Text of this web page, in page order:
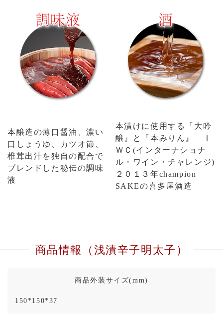
本醸造の薄口醤油、濃い
口しょうゆ、カツオ節、
椎茸出汁を独自の配合で
ブレンドした秘伝の調味
液
本漬けに使用する『大吟
醸』と『本みりん』 Ｉ
ＷＣ(インターナショナ
ル・ワイン・チャレンジ)
２０１３年champion
SAKEの喜多屋酒造
商品情報（浅漬辛子明太子）
商品外装サイズ(mm)
150*150*37